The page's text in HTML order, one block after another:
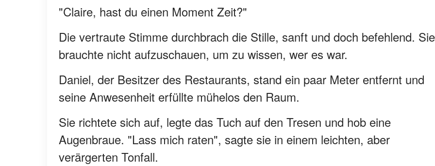
"Claire, hast du einen Moment Zeit?"
Die vertraute Stimme durchbrach die Stille, sanft und doch befehlend. Sie
brauchte nicht aufzuschauen, um zu wissen, wer es war.
Daniel, der Besitzer des Restaurants, stand ein paar Meter entfernt und
seine Anwesenheit erfüllte mühelos den Raum.
Sie richtete sich auf, legte das Tuch auf den Tresen und hob eine
Augenbraue. "Lass mich raten", sagte sie in einem leichten, aber
verärgerten Tonfall.